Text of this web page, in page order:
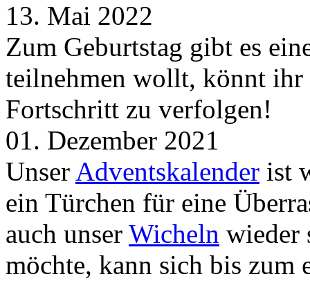
13. Mai 2022
Zum Geburtstag gibt es
teilnehmen wollt, könnt
Fortschritt zu verfolgen!
01. Dezember 2021
Unser Adventskalender ist
ein Türchen für eine
auch unser Wicheln wieder
möchte, kann sich bis